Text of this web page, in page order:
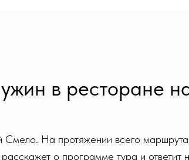
в ресторане
Смело. На протяжении всего
о программе тура и ответит